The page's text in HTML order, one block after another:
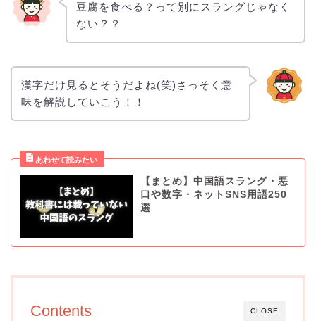
豆腐を食べる？って別にスラングじゃなく
ない？？
漢字だけ見るとそうだよね(笑)さっそく意
味を解説していこう！！
【まとめ】中国語スラング・悪
口や数字・ネットSNS用語250
選
CLOSE
Contents